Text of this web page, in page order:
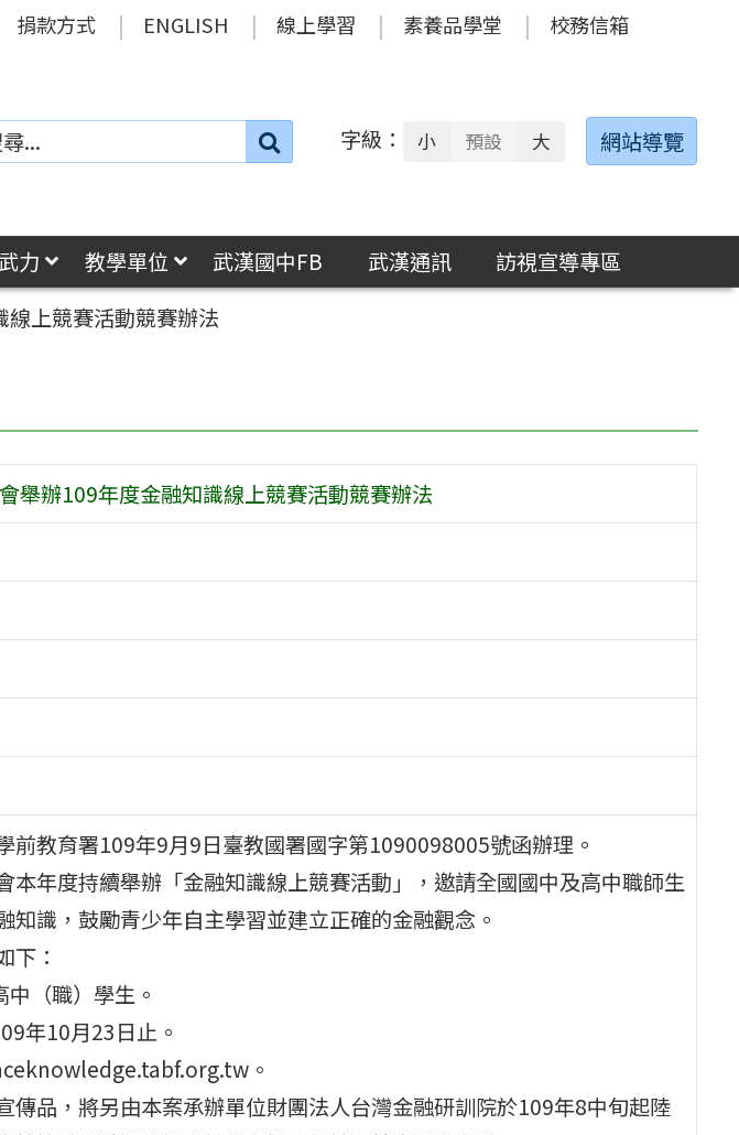
捐款方式 ENGLISH 線上學習 素養品學堂 校務信箱
搜
字級： 小 預設 大 網站導覽
力 教學單位 武漢國中FB 武漢通訊
訪視宣導專區
上競賽活動競賽辦法
舉辦109年度金融知識線上競賽活動競賽辦法
前教育署109年9月9日臺教國署國字第1090098005號函辦理。
本年度持續舉辦「金融知識線上競賽活動」，邀請全國國中及高中職師生
知識，鼓勵青少年自主學習並建立正確的金融觀念。
下：
（職）學生。
年10月23日止。
。
傳品，將另由本案承辦單位財團法人台灣金融研訓院於109年8中旬起陸